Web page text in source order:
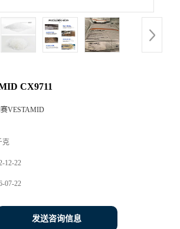
CX9711
VESTAMID
克
12-22
07-22
发送咨询信息